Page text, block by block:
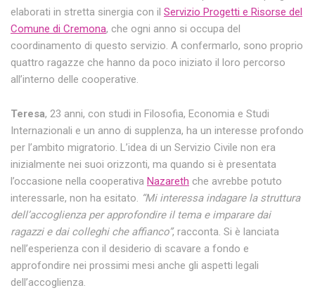
elaborati in stretta sinergia con il Servizio Progetti e Risorse del
Comune di Cremona, che ogni anno si occupa del
coordinamento di questo servizio. A confermarlo, sono proprio
quattro ragazze che hanno da poco iniziato il loro percorso
all’interno delle cooperative.
Teresa, 23 anni, con studi in Filosofia, Economia e Studi
Internazionali e un anno di supplenza, ha un interesse profondo
per l’ambito migratorio. L’idea di un Servizio Civile non era
inizialmente nei suoi orizzonti, ma quando si è presentata
l’occasione nella cooperativa Nazareth che avrebbe potuto
interessarle, non ha esitato. “Mi interessa indagare la struttura
dell’accoglienza per approfondire il tema e imparare dai
ragazzi e dai colleghi che affianco”, racconta. Si è lanciata
nell’esperienza con il desiderio di scavare a fondo e
approfondire nei prossimi mesi anche gli aspetti legali
dell’accoglienza.